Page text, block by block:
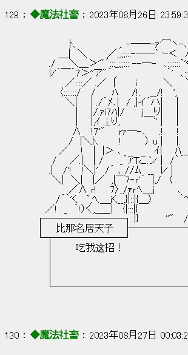
129 ： ◆魔法社畜 ： 2023年08月26日
ﾄ、　　　　 　 ,. -──-ｧ'⌒ヽ-､　
＿|　＼　　　／_;;;:::-──` ｰ＜　ﾉ
./　　＼＿＞'"´:::_;;;::: --─-　､:::::::`'
ﾚ'´￣｀7＞''ア"´ , 　　　　　　　｀'　､
／::::／ .／　| 　　 i 　　　 ＼ 　
〈:::::::/　 /　　 ﾊ　　/!.　 __/!　 ',　　
＼|　　| ./｀ﾒ､|　/ ,|イ´ハ|　　|　
| 　 |/.ｧi7ﾊ|/　　 j＿り|　　|　　　　|
| 　 |,ｲ .j_り,　　　　　ﾞ' |　　|　
∧ 　!7'"　　rｧ─-､　　.!　　!　　 |　　
/　|＼ﾄ、　　 !　　　 ） u |　　|.　
／ 　 !　 |　|＞ ､　 　　 　ｲ| 　 ﾊ ＿
/ 　 ／.|　 | /　　 _｀ｱTこ.ン |　/｀´　
.|　 /'!　 !＼|'　/´ ､ //ﾑ　__　ﾚ' |　　　
＼|　＼|　 |／　,|￣7‐ｒ'´　|,/　〈 　　　
／∧ r!　　7〉_/ｧｒﾍ＿ｊ 　　　､　
/´｀'く.　`,ﾍ.＿jく__,}|::|{＿〉　　 　 ｀
／!　_　｀!）く.,_＿_|　 {|:::|{　　　　 　　
┌────────┐ |}　　　　''" 　/´ |
│　  比那名居天子
└┬───────┘
│　　　 吃我这招！
130 ： ◆魔法社畜 ： 2023年08月27日